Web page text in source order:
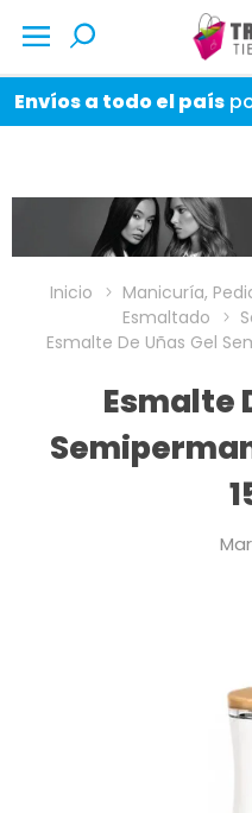
Envíos a todo el país
Inicio Manicuría,
Esmaltado
Esmalte De Uñas Gel
Esmalte